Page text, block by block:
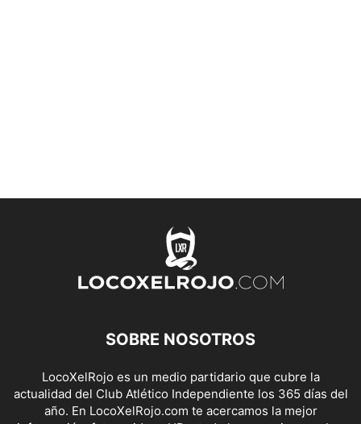
SOBRE NOSOTROS
LocoXelRojo es un medio partidario que cubre la
actualidad del Club Atlético Independiente los 365 días del
año. En LocoXelRojo.com te acercamos la mejor